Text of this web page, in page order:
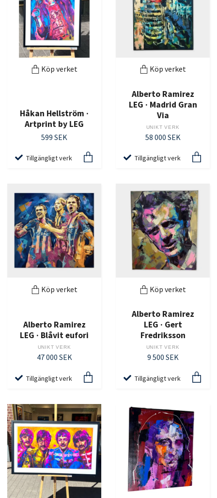
Köp verket
Håkan Hellström ·
Artprint by LEG
599 SEK
Tillgängligt verk
Köp verket
Alberto Ramirez
LEG · Madrid Gran
Via
UNIKT VERK
58 000 SEK
Tillgängligt verk
Köp verket
Alberto Ramirez
LEG · Blåvit eufori
UNIKT VERK
47 000 SEK
Tillgängligt verk
Köp verket
Alberto Ramirez
LEG · Gert
Fredriksson
UNIKT VERK
9 500 SEK
Tillgängligt verk